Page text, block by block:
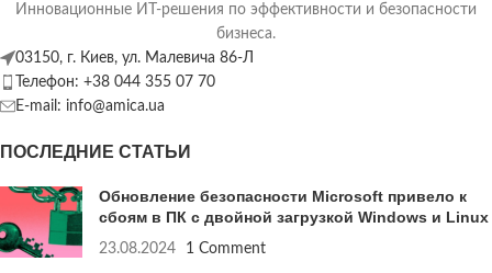
Инновационные ИТ-решения по эффективности и безопасности
бизнеса.
03150, г. Киев, ул. Малевича 86-Л
Телефон: +38 044 355 07 70
E-mail: info@amica.ua
ПОСЛЕДНИЕ СТАТЬИ
Обновление безопасности Microsoft привело к
сбоям в ПК с двойной загрузкой Windows и Linux
23.08.2024 1 Comment